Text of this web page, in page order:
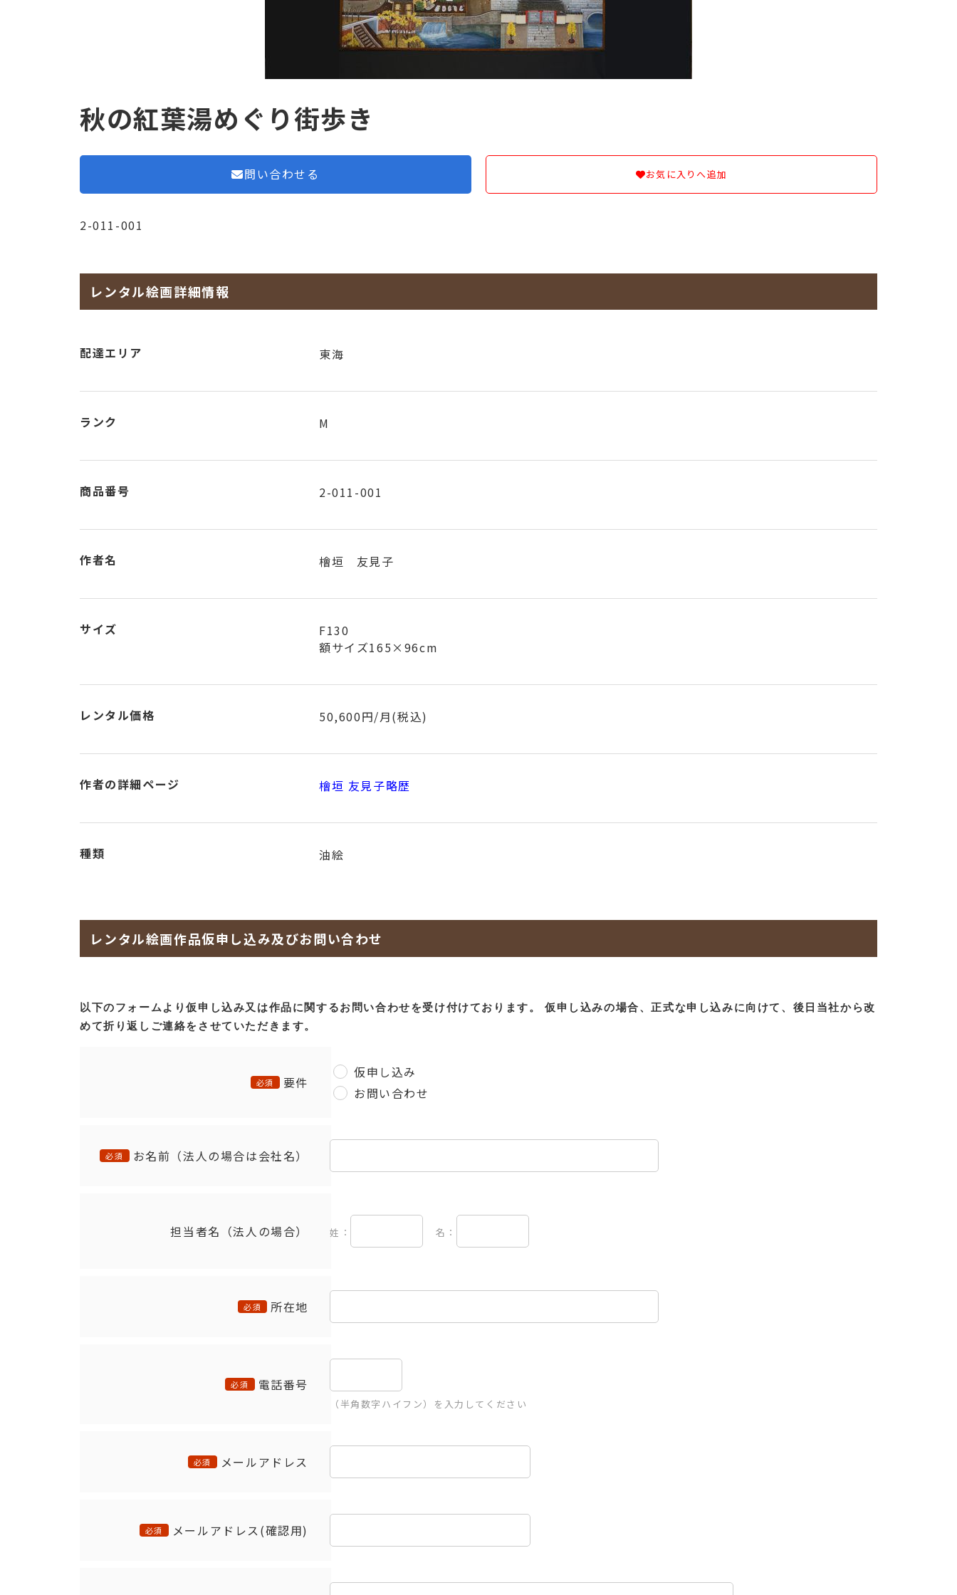
秋の紅葉湯めぐり街歩き
問い合わせる お気に入りへ追加
2-011-001
レンタル絵画詳細情報
配達エリア 東海
ランク M
商品番号 2-011-001
作者名 檜垣 友見子
サイズ
F130
額サイズ165×96cm
レンタル価格 50,600円/月(税込)
作者の詳細ページ 檜垣 友見子略歴
種類 油絵
レンタル絵画作品仮申し込み及びお問い合わせ
以下のフォームより仮申し込み又は作品に関するお問い合わせを受け付けております。
仮申し込みの場合、正式な申し込みに向けて、後日当社から改
めて折り返しご連絡をさせていただきます。
必須 要件
仮申し込み
お問い合わせ
必須 お名前（法人の場合は会社名）
担当者名（法人の場合） 姓： 名：
必須 所在地
必須 電話番号
（半角数字ハイフン）を入力してください
必須 メールアドレス
必須 メールアドレス(確認用)